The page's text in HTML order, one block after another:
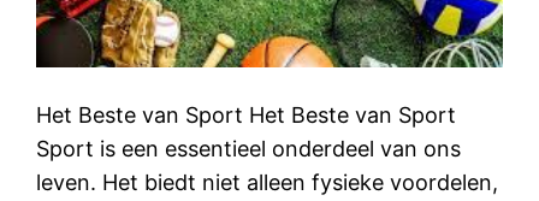
Het Beste van Sport Het Beste van Sport
Sport is een essentieel onderdeel van ons
leven. Het biedt niet alleen fysieke voordelen,